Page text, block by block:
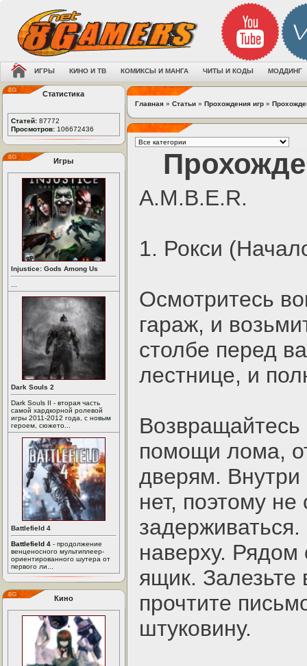
ИГРЫ КИНО И ТВ КОМИКСЫ И МАНГА ЧИТЫ И КОДЫ МОДДИНГ
Статистика
Статей: 87772
Просмотров: 106672436
Игры
Injustice: Gods Among Us
Dark Souls 2
Dark Souls II - вторая часть
самой хардкорной ролевой
игры 2011-2012 года, с новым
героем, сюжето...
Battlefield 4
Battlefield 4 - продолжение
венценосного мультиплеер-
ориентированного шутера от
первого ли...
Кино
Главная » Статьи » Прохождения игр »
A.M.B.E.R.
1. Рокси
Осмотритесь
гараж, и
столбе перед
лестнице, и
Возвращайтесь
помощи лома,
дверям. Внутри
нет, поэтому не
наверху. Рядом
ящик. Залезьте
прочтите
штуковину.